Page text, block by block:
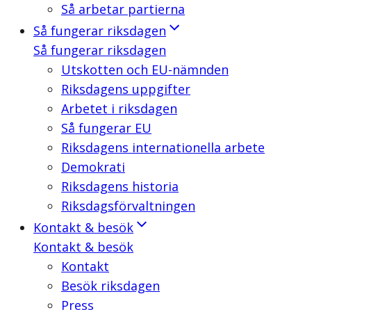
Så arbetar partierna
Så fungerar riksdagen
Så fungerar riksdagen
Utskotten och EU-nämnden
Riksdagens uppgifter
Arbetet i riksdagen
Så fungerar EU
Riksdagens internationella arbete
Demokrati
Riksdagens historia
Riksdagsförvaltningen
Kontakt & besök
Kontakt & besök
Kontakt
Besök riksdagen
Press